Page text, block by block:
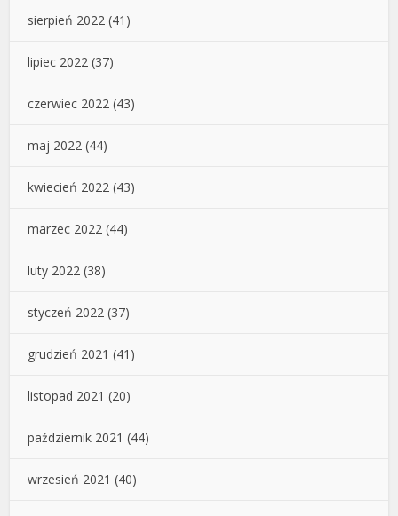
sierpień 2022 (41)
lipiec 2022 (37)
czerwiec 2022 (43)
maj 2022 (44)
kwiecień 2022 (43)
marzec 2022 (44)
luty 2022 (38)
styczeń 2022 (37)
grudzień 2021 (41)
listopad 2021 (20)
październik 2021 (44)
wrzesień 2021 (40)